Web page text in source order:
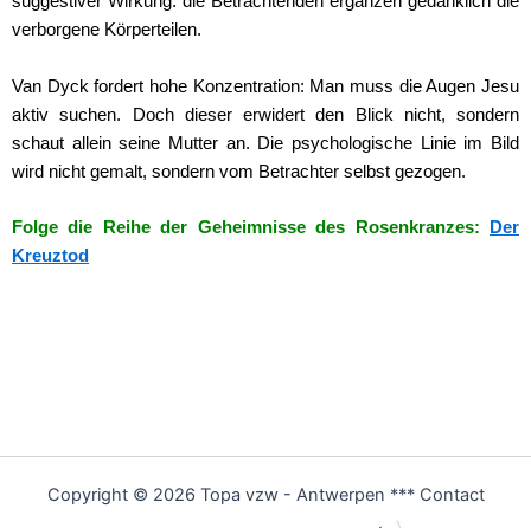
verborgene Körperteilen.
Van Dyck fordert hohe Konzentration: Man muss die Augen Jesu
aktiv suchen. Doch dieser erwidert den Blick nicht, sondern
schaut allein seine Mutter an. Die psychologische Linie im Bild
wird nicht gemalt, sondern vom Betrachter selbst gezogen.
Folge die Reihe der Geheimnisse des Rosenkranzes:
Der
Kreuztod
Copyright © 2026 Topa vzw - Antwerpen *** Contact